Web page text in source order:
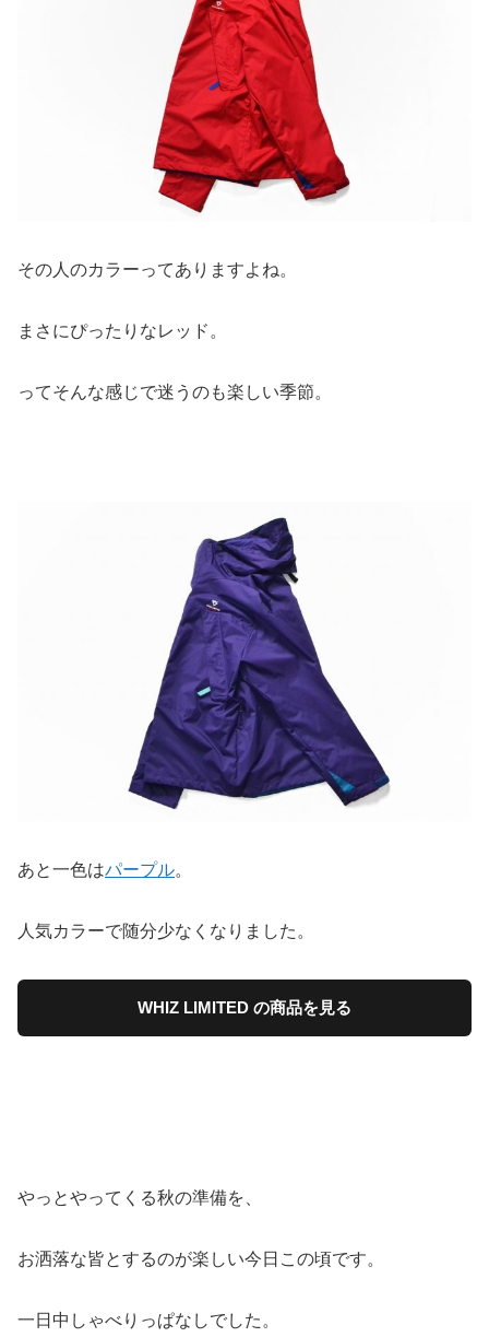
その人のカラーってありますよね。
まさにぴったりなレッド。
ってそんな感じで迷うのも楽しい季節。
あと一色はパープル。
人気カラーで随分少なくなりました。
WHIZ LIMITED の商品を見る
やっとやってくる秋の準備を、
お洒落な皆とするのが楽しい今日この頃です。
一日中しゃべりっぱなしでした。